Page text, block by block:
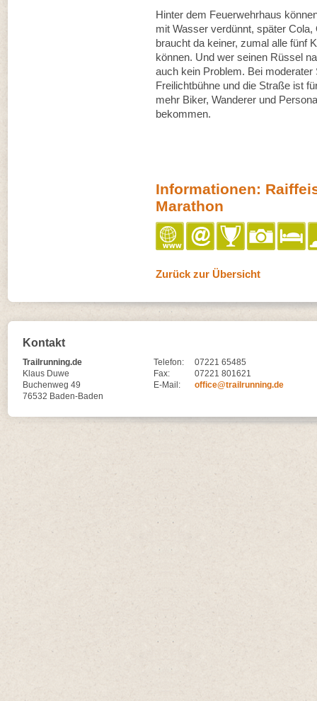
Hinter dem Feuerwehrhaus
mit Wasser verdünnt, später
braucht da keiner, zumal alle fünf
können. Und wer seinen Rüssel
auch kein Problem. Bei moderater
Freilichtbühne und die Straße ist
mehr Biker, Wanderer und
bekommen.
Informationen:
Marathon
Zurück zur Übersicht
Kontakt
Trailrunning.de
Klaus Duwe
Buchenweg 49
76532 Baden-Baden
Telefon:
07221 65485
Fax:
07221 801621
E-Mail:
office@trailrunning.de